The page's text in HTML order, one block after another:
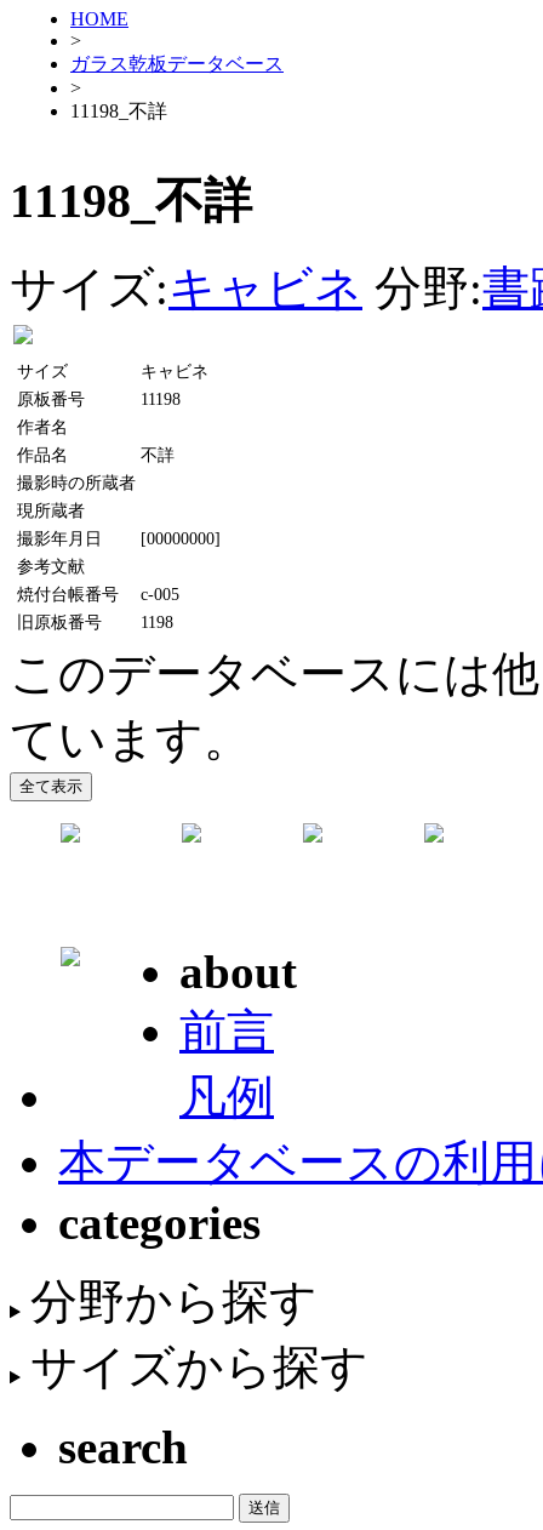
HOME
>
ガラス乾板データベース
>
11198_不詳
11198_不詳
サイズ:キャビネ 分野:書
サイズ
キャビネ
原板番号
11198
作者名
作品名
不詳
撮影時の所蔵者
現所蔵者
撮影年月日
[00000000]
参考文献
焼付台帳番号
c-005
旧原板番号
1198
このデータベースには
ています。
about
前言
凡例
本データベースの利
categories
分野から探す
サイズから探す
search